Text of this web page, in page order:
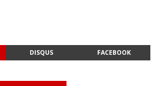
DISQUS FACEBOOK